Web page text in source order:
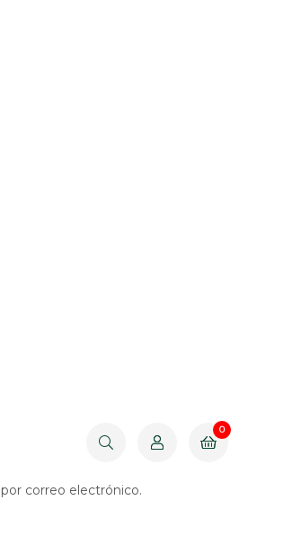
0
correo electrónico.